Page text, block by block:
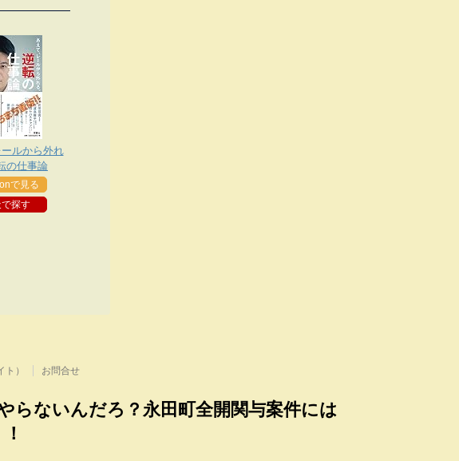
ルから外れ
の仕事論
で見る
探す
） お問合せ
らないんだろ？永田町全開関与案件には